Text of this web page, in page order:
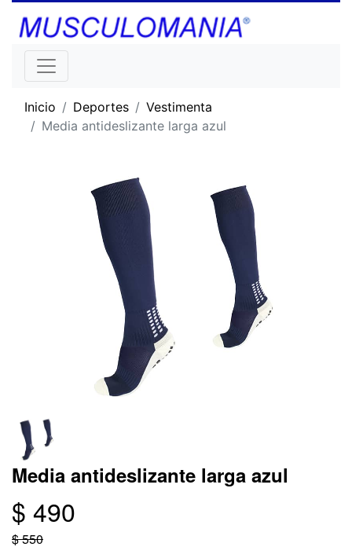
Inicio Deportes
Vestimenta
Media antideslizante larga azul
Media antideslizante larga azul
$ 490
$ 550